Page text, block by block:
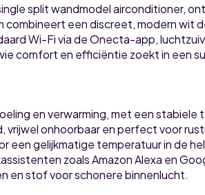
split wandmodel airconditioner,
een discreet, modern wit
Wi-Fi via de Onecta-app,
comfort en efficiëntie zoekt in een
en verwarming, met een stabiele
vrijwel onhoorbaar en perfect voor
een gelijkmatige temperatuur in de
zoals Amazon Alexa en
en stof voor schonere binnenlucht.